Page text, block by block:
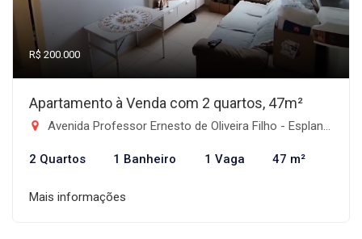
R$ 200.000
Apartamento à Venda com 2 quartos, 47m²
Avenida Professor Ernesto de Oliveira Filho - Esplanada Independência, Taubaté-SP
2 Quartos 1 Banheiro 1 Vaga 47 m²
Mais informações